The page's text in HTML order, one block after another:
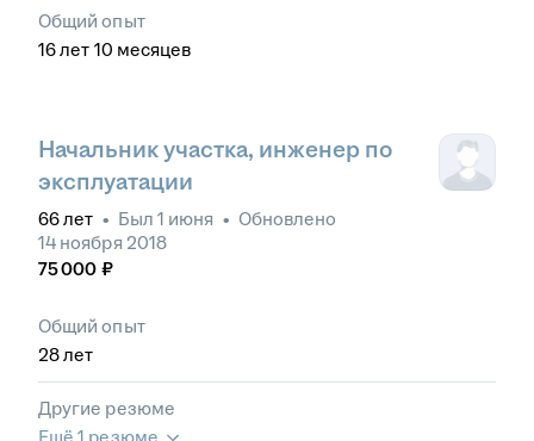
Общий опыт
16лет 10 месяцев
Начальник участка, инженер по
эксплуатации
66лет • Был 1 июня • Обновлено
14 ноября 2018
75 000 ₽
Общий опыт
28лет
Другие резюме